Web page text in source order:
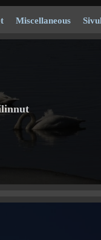
Miscellaneous